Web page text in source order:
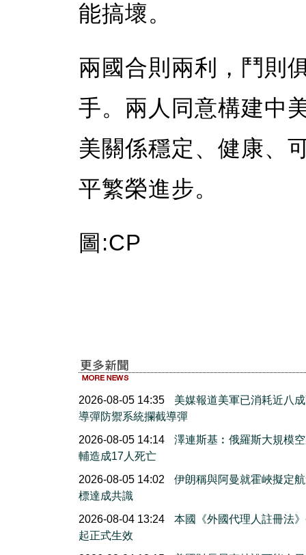
能搞壞。
兩國合則兩利，鬥則
手。兩人同意構建中
美關係穩定、健康、
平繁榮進步。
圖:CP
2026-08-05 14:35
美媒報道美軍已消耗近八
導彈防禦系統攔截導彈
2026-08-05 14:14
澤連斯基︰俄羅斯大規模
輔造成17人死亡
2026-08-05 14:02
伊朗稱與阿曼就霍峽擬定
標達成共識
2026-08-04 13:24
本國《外國代理人註冊法
起正式生效